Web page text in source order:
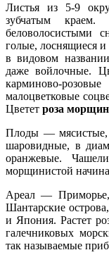
Листья из 5-9
зубчатым
беловолосистыми
голые, лоснящиеся
в видовом
даже войлочные.
карминово-
малоцветковые
Цветет роза
Плоды — мясистые,
шаровидные, в
оранжевые.
морщинистой
Ареал —
Шантарские
и Япония. Растет
галечниковых
так называемые